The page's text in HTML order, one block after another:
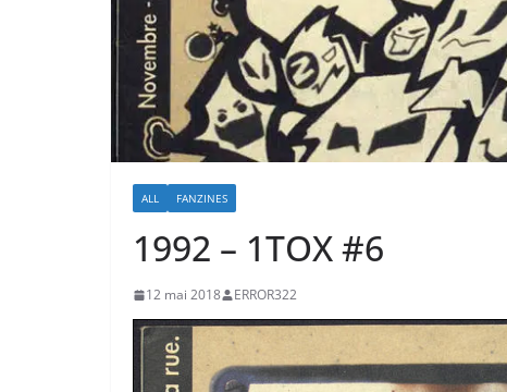
ALL FANZINES
1992 – 1TOX #6
12 mai 2018 ERROR322